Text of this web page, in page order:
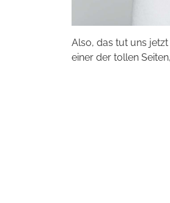
Also, das tut uns
einer der tollen